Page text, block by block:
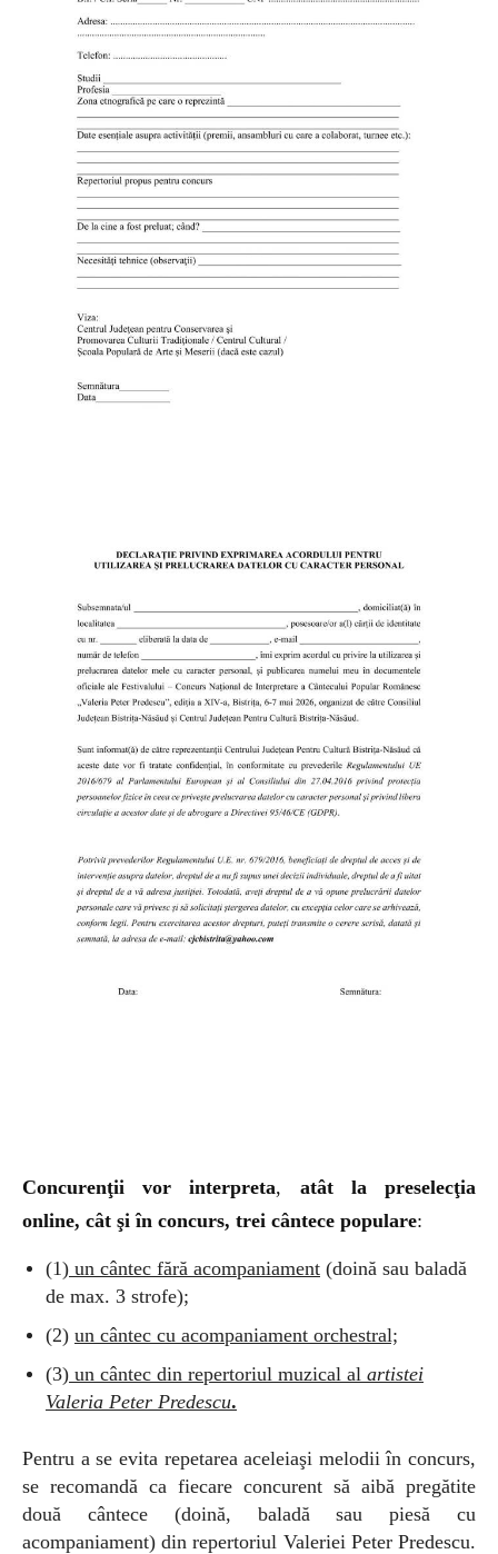
Concurenţii vor interpreta, atât la preselecţia
online, cât şi în concurs, trei cântece populare:
(1) un cântec fără acompaniament (doină sau baladă
de max. 3 strofe);
(2) un cântec cu acompaniament orchestral;
(3) un cântec din repertoriul muzical al artistei
Valeria Peter Predescu.
Pentru a se evita repetarea aceleiaşi melodii în concurs,
se recomandă ca fiecare concurent să aibă pregătite
două cântece (doină, baladă sau piesă cu
acompaniament) din repertoriul Valeriei Peter Predescu.